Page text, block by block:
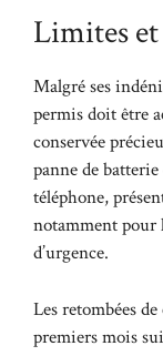
Limites
Malgré ses
permis doit être
conservée
panne de
téléphone,
notamment pour
d’urgence.
Les retombées
premiers mois